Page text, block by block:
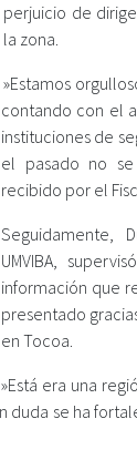
perjuicio de
la zona.‬
‪»Estamos
contando con el
instituciones de
el pasado no se
recibido por el
‪Seguidamente,
UMVIBA,
información que
presentado
en Tocoa.
‪»Está era una
duda se ha